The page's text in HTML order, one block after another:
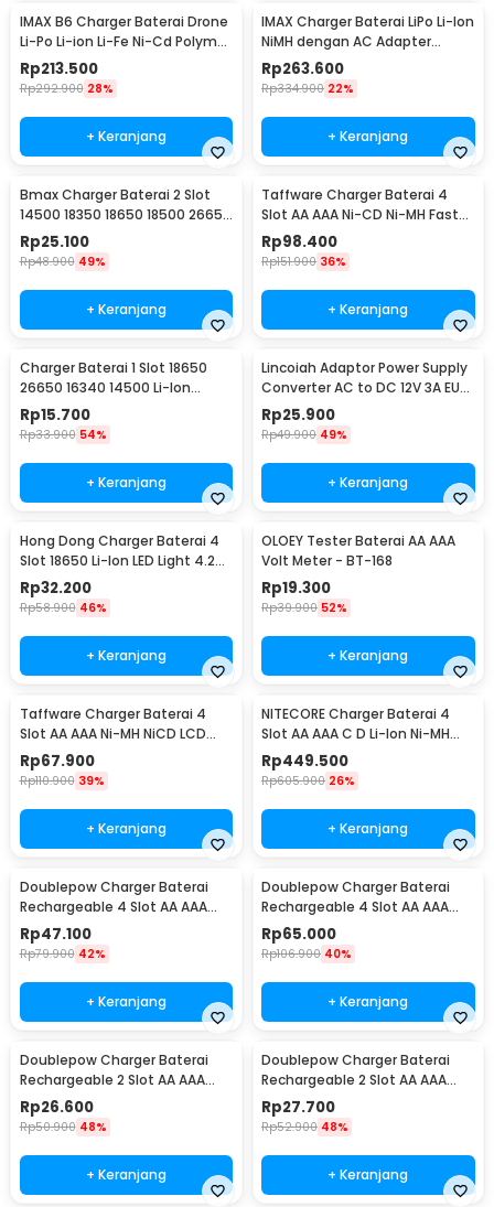
IMAX B6 Charger Baterai Drone
Li-Po Li-ion Li-Fe Ni-Cd Polymer
LCD 80W
Rp213.500
Rp292.900 28%
+ Keranjang
IMAX Charger Baterai LiPo Li-Ion
NiMH dengan AC Adapter
Integrated - B6AC
Rp263.600
Rp334.900 22%
+ Keranjang
Bmax Charger Baterai 2 Slot
14500 18350 18650 18500 26650
Li-Ion LED - BH-042100-02U
Rp25.100
Rp48.900 49%
+ Keranjang
Taffware Charger Baterai 4
Slot AA AAA Ni-CD Ni-MH Fast
Charging LCD - C905W
Rp98.400
Rp151.900 36%
+ Keranjang
Charger Baterai 1 Slot 18650
26650 16340 14500 Li-Ion
Spring Strip - NK-205
Rp15.700
Rp33.900 54%
+ Keranjang
Lincoiah Adaptor Power Supply
Converter AC to DC 12V 3A EU
Plug - 1230
Rp25.900
Rp49.900 49%
+ Keranjang
Hong Dong Charger Baterai 4
Slot 18650 Li-Ion LED Light 4.2V
1200mA - MS-404A
Rp32.200
Rp58.900 46%
+ Keranjang
OLOEY Tester Baterai AA AAA
Volt Meter - BT-168
Rp19.300
Rp39.900 52%
+ Keranjang
Taffware Charger Baterai 4
Slot AA AAA Ni-MH NiCD LCD
Display - C903W
Rp67.900
Rp110.900 39%
+ Keranjang
NITECORE Charger Baterai 4
Slot AA AAA C D Li-Ion Ni-MH
LCD Display - UM4
Rp449.500
Rp605.900 26%
+ Keranjang
Doublepow Charger Baterai
Rechargeable 4 Slot AA AAA
with AA 4 PCS - DP-B02
Rp47.100
Rp79.900 42%
+ Keranjang
Doublepow Charger Baterai
Rechargeable 4 Slot AA AAA
with AAA 4 PCS - DP-B02
Rp65.000
Rp106.900 40%
+ Keranjang
Doublepow Charger Baterai
Rechargeable 2 Slot AA AAA
with AAA 2 PCS - DP-B01
Rp26.600
Rp50.900 48%
+ Keranjang
Doublepow Charger Baterai
Rechargeable 2 Slot AA AAA
with AA 2 PCS - DP-B01 1200
Rp27.700
Rp52.900 48%
+ Keranjang